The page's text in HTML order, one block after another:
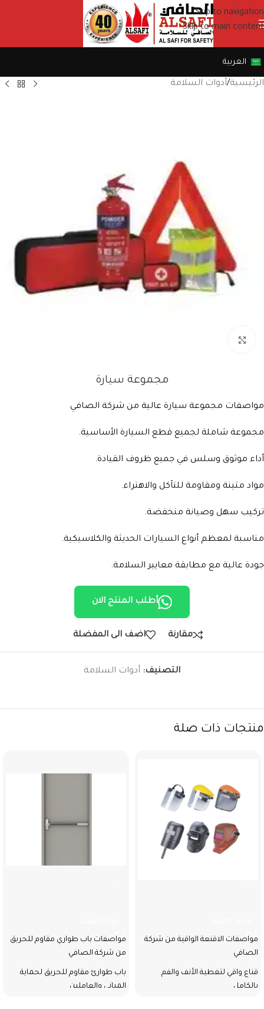
Skip to navigation
Skip to main content
العربية
الرئيسية/أدوات السلامة
مجموعة سيارة
مواصفات مجموعة سيارة عالية من شركة الصافي
مجموعة شاملة لجميع قطع السيارة الأساسية.
أداء موثوق وسلس في جميع ظروف القيادة.
مواد متينة ومقاومة للتآكل والاهتراء.
تركيب سهل وصيانة منخفضة.
مناسبة لمعظم أنواع السيارات الحديثة والكلاسيكية.
جودة عالية مع مطابقة معايير السلامة.
أطلب المنتج الان
مقارنة اضف الى المفضلة
التصنيف: أدوات السلامة
منتجات ذات صلة
مواصفات الاقنعة الواقية من شركة
الصافي
قناع واقي لتغطية الأنف والفم
بالكامل
مواصفات باب طواري مقاوم للحريق
من شركة الصافي
باب طوارئ مقاوم للحريق لحماية
المباني والعاملين